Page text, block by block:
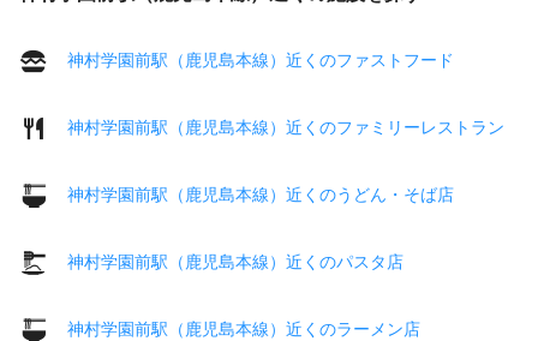
神村学園前駅（鹿児島本線）近くのファストフード
神村学園前駅（鹿児島本線）近くのファミリーレストラン
神村学園前駅（鹿児島本線）近くのうどん・そば店
神村学園前駅（鹿児島本線）近くのパスタ店
神村学園前駅（鹿児島本線）近くのラーメン店